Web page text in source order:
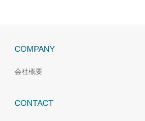
COMPANY
会社概要
CONTACT